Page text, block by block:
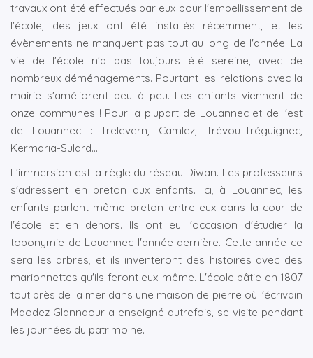
travaux ont été effectués par eux pour l'embellissement de
l'école, des jeux ont été installés récemment, et les
évènements ne manquent pas tout au long de l'année. La
vie de l'école n'a pas toujours été sereine, avec de
nombreux déménagements. Pourtant les relations avec la
mairie s'améliorent peu à peu. Les enfants viennent de
onze communes ! Pour la plupart de Louannec et de l'est
de Louannec : Trelevern, Camlez, Trévou-Tréguignec,
Kermaria-Sulard...
L'immersion est la règle du réseau Diwan. Les professeurs
s'adressent en breton aux enfants. Ici, à Louannec, les
enfants parlent même breton entre eux dans la cour de
l'école et en dehors. Ils ont eu l'occasion d'étudier la
toponymie de Louannec l'année dernière. Cette année ce
sera les arbres, et ils inventeront des histoires avec des
marionnettes qu'ils feront eux-même. L'école bâtie en 1807
tout près de la mer dans une maison de pierre où l'écrivain
Maodez Glanndour a enseigné autrefois, se visite pendant
les journées du patrimoine.